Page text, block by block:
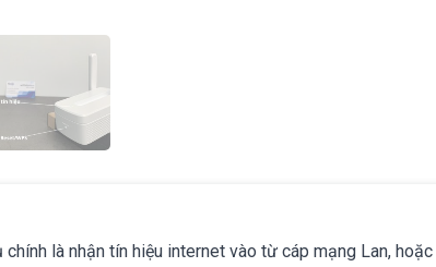
là nhận tín hiệu internet vào từ cáp mạng Lan, hoặc